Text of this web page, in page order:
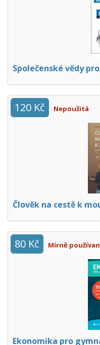
Společenské vědy
120 Kč Nepoužitá
Člověk na cestě k
80 Kč Mírně
Ekonomika pro